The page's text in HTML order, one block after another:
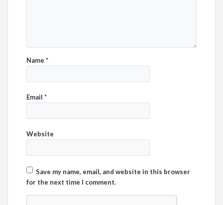
Name*
Email*
Website
Save my name, email, and website in this browser
for the next time I comment.